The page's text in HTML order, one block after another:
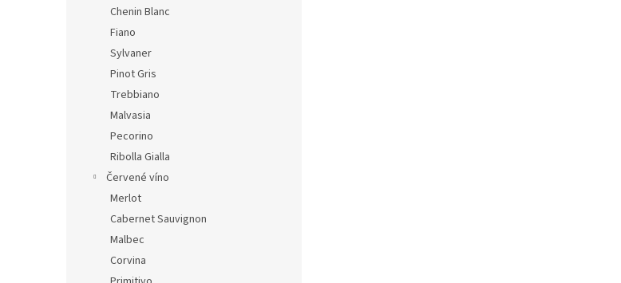
Chenin Blanc
Fiano
Sylvaner
Pinot Gris
Trebbiano
Malvasia
Pecorino
Ribolla Gialla
Červené víno
Merlot
Cabernet Sauvignon
Malbec
Corvina